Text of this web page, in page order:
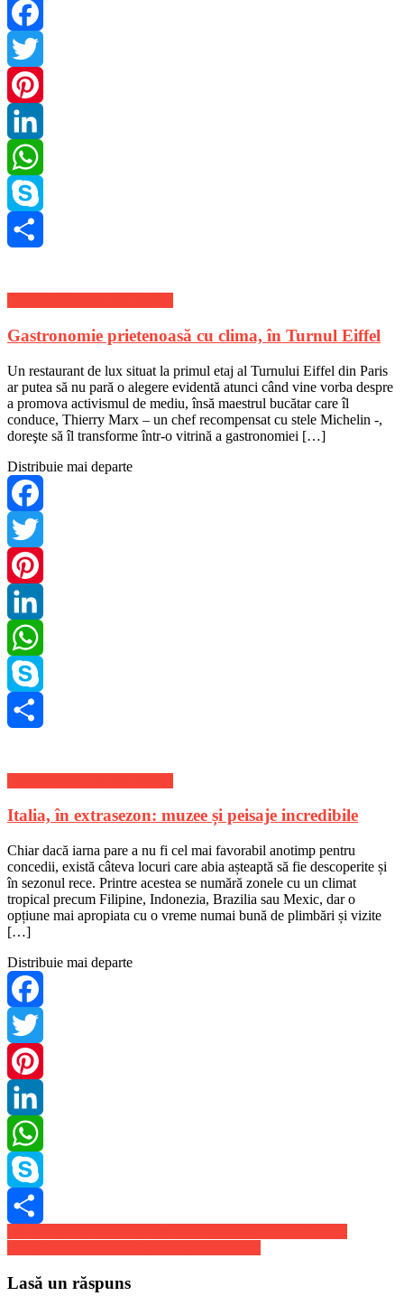
Facebook
Twitter
Pinterest
LinkedIn
WhatsApp
Skype
Gastronomie prietenoasă cu clima, în Turnul Eiffel
Un restaurant de lux situat la primul etaj al Turnului Eiffel din Paris
ar putea să nu pară o alegere evidentă atunci când vine vorba despre
a promova activismul de mediu, însă maestrul bucătar care îl
conduce, Thierry Marx – un chef recompensat cu stele Michelin -,
doreşte să îl transforme într-o vitrină a gastronomiei […]
Distribuie mai departe
Facebook
Twitter
Pinterest
LinkedIn
WhatsApp
Skype
Italia, în extrasezon: muzee și peisaje incredibile
Chiar dacă iarna pare a nu fi cel mai favorabil anotimp pentru
concedii, există câteva locuri care abia așteaptă să fie descoperite și
în sezonul rece. Printre acestea se numără zonele cu un climat
tropical precum Filipine, Indonezia, Brazilia sau Mexic, dar o
opțiune mai apropiata cu o vreme numai bună de plimbări și vizite
[…]
Distribuie mai departe
Facebook
Twitter
Pinterest
LinkedIn
WhatsApp
Skype
Share
Navigare
în
articole
Lasă un răspuns